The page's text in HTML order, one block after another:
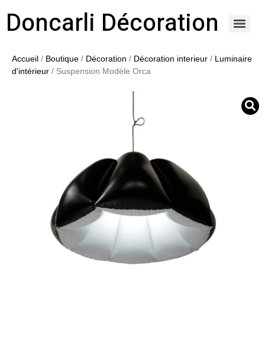
Doncarli Décoration
Accueil / Boutique / Décoration / Décoration interieur / Luminaire
d'intérieur / Suspension Modèle Orca